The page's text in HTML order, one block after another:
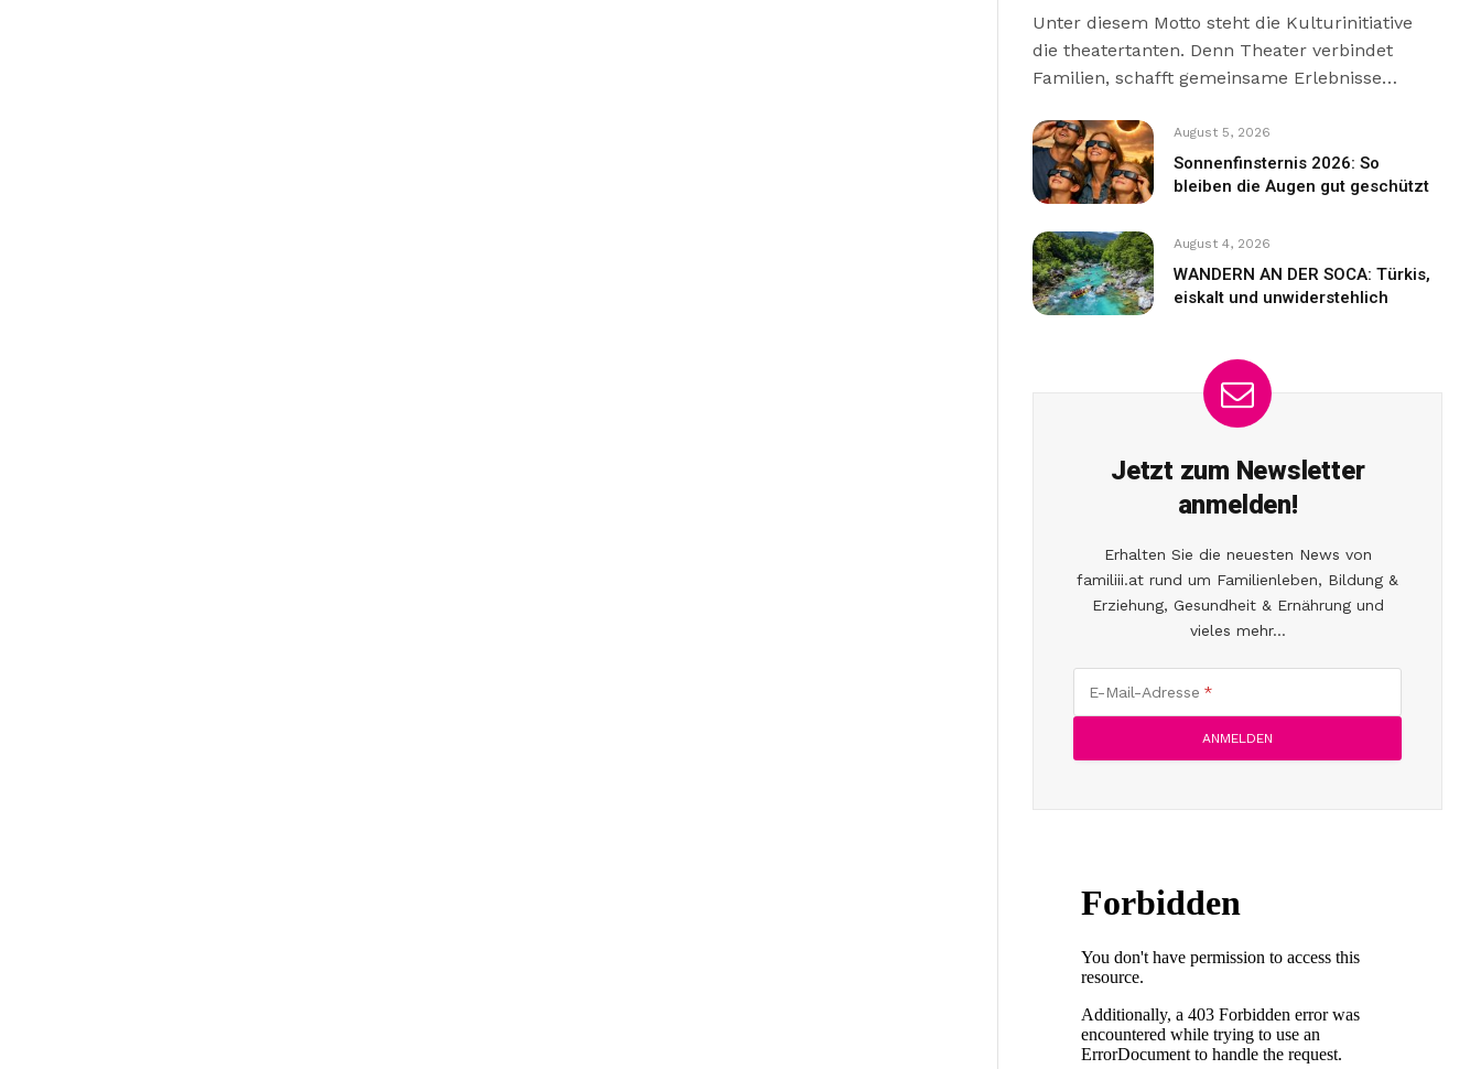
Unter diesem Motto steht die Kulturinitiative
die theatertanten. Denn Theater verbindet
Familien, schafft gemeinsame Erlebnisse…
August 5, 2026
Sonnenfinsternis 2026: So
bleiben die Augen gut geschützt
August 4, 2026
WANDERN AN DER SOCA: Türkis,
eiskalt und unwiderstehlich
Jetzt zum Newsletter
anmelden!
Erhalten Sie die neuesten News von
familiii.at rund um Familienleben, Bildung &
Erziehung, Gesundheit & Ernährung und
vieles mehr...
E-Mail-Adresse